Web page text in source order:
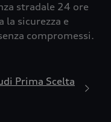
stradale 24 ore
la sicurezza e
compromessi.
Prima Scelta